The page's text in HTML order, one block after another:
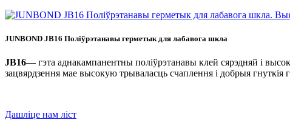
JUNBOND JB16 Поліўрэтанавы герметык для лабавога шкла
JB16— гэта аднакампанентны поліўрэтанавы клей сярэдняй і
зацвярдзення мае высокую трываласць счаплення і добрыя гнуткія
Дашліце нам ліст